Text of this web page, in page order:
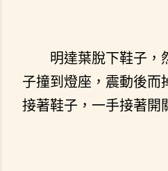
明達葉脫下鞋子，
子撞到燈座，震動後而
接著鞋子，一手接著開